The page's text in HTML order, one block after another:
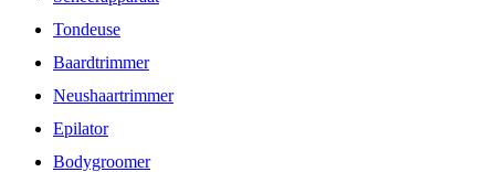
Tondeuse
Baardtrimmer
Neushaartrimmer
Epilator
Bodygroomer